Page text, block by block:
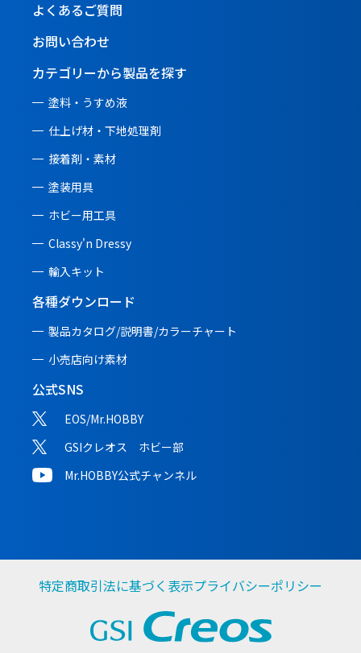
よくあるご質問
お問い合わせ
カテゴリーから製品を探す
塗料・うすめ液
仕上げ材・下地処理剤
接着剤・素材
塗装用具
ホビー用工具
Classy'n Dressy
輸入キット
各種ダウンロード
製品カタログ/説明書/カラーチャート
小売店向け素材
公式SNS
EOS/Mr.HOBBY
GSIクレオス ホビー部
Mr.HOBBY公式チャンネル
特定商取引法に基づく表示プライバシーポリシー